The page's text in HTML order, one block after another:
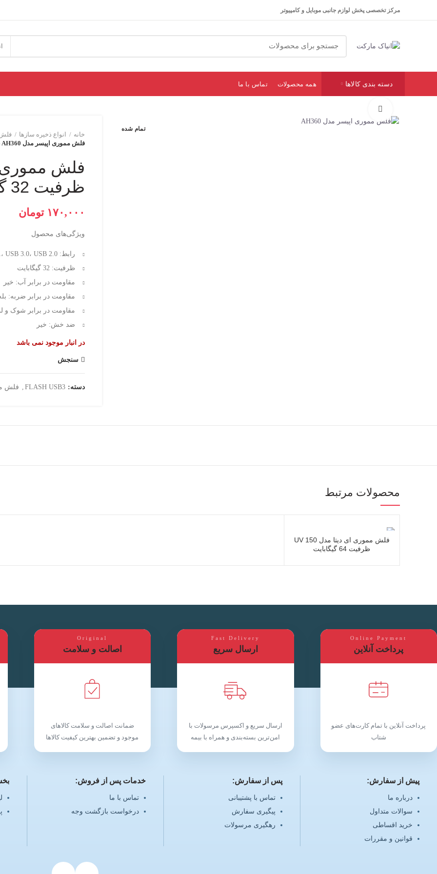
مرکز تخصصی پخش لوازم جانبی موبایل و کامپیوتر
دسته بندی کالاها همه محصولات تماس با ما
تمام شده
خانه انواع ذخیره سازها
فلش مموری اپیسر مدل AH360 ظرفیت 32 گیگابایت
ظرفیت 32 گیگابایت
تومان
ویژگی‌های محصول
رابط: USB 3.1، USB 3.0، USB 2.0
ظرفیت: 32 گیگابایت
مقاومت در برابر آب: خیر
مقاومت در برابر ضربه:
مقاومت در برابر شوک و
ضد خش: خیر
در انبار موجود نمی باشد
سنجش
دسته: FLASH USB3
, فلش
محصولات مرتبط
فلش مموری ای دیتا مدل UV 150
ظرفیت 64 گیگابایت
adata
Online Payment
پرداخت آنلاین
پرداخت آنلاین با تمام کارت‌های عضو
شتاب
Fast Delivery
ارسال سریع
ارسال سریع و اکسپرس مرسولات با
امن‌ترین بسته‌بندی و همراه با بیمه
Original
اصالت و سلامت
ضمانت اصالت و سلامت کالاهای
موجود و تضمین بهترین کیفیت کالاها
پیش از سفارش:
درباره ما
سوالات متداول
خرید اقساطی
قوانین و مقررات
پس از سفارش:
تماس با پشتیبانی
پیگیری سفارش
رهگیری مرسولات
خدمات پس از فروش:
تماس با ما
درخواست بازگشت وجه